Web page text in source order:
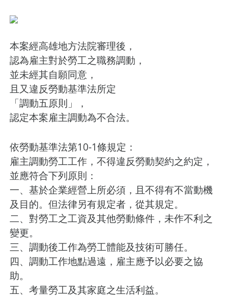
本案經高雄地方法院審理後，
認為雇主對於勞工之職務調動，
並未經其自願同意，
且又違反勞動基準法所定
「調動五原則」，
認定本案雇主調動為不合法。
依勞動基準法第10-1條規定：
雇主調動勞工工作，不得違反勞動契約之約定，
並應符合下列原則：
一、基於企業經營上所必須，且不得有不當動機
及目的。但法律另有規定者，從其規定。
二、對勞工之工資及其他勞動條件，未作不利之
變更。
三、調動後工作為勞工體能及技術可勝任。
四、調動工作地點過遠，雇主應予以必要之協
助。
五、考量勞工及其家庭之生活利益。